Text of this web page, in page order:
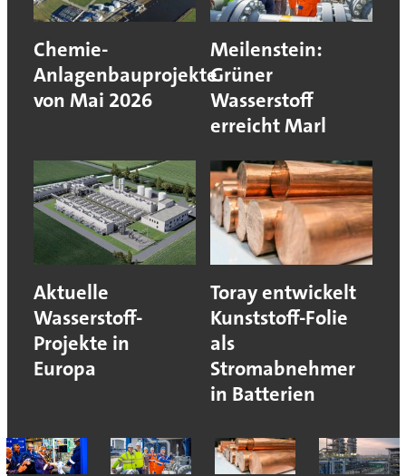
Chemie-
Anlagenbauprojekte
von Mai 2026
Meilenstein:
Grüner
Wasserstoff
erreicht Marl
Aktuelle
Wasserstoff-
Projekte in
Europa
Toray entwickelt
Kunststoff-Folie
als
Stromabnehmer
in Batterien